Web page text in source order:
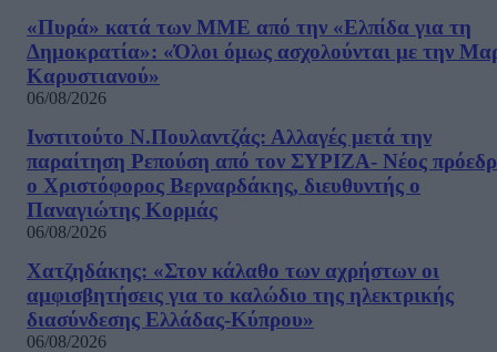
«Πυρά» κατά των ΜΜΕ από την «Ελπίδα για τη
Δημοκρατία»: «Όλοι όμως ασχολούνται με την
Καρυστιανού»
06/08/2026
Ινστιτούτο Ν.Πουλαντζάς: Αλλαγές μετά την
παραίτηση Ρεπούση από τον ΣΥΡΙΖΑ- Νέος
ο Χριστόφορος Βερναρδάκης, διευθυντής ο
Παναγιώτης Κορμάς
06/08/2026
Χατζηδάκης: «Στον κάλαθο των αχρήστων οι
αμφισβητήσεις για το καλώδιο της ηλεκτρικής
διασύνδεσης Ελλάδας-Κύπρου»
06/08/2026